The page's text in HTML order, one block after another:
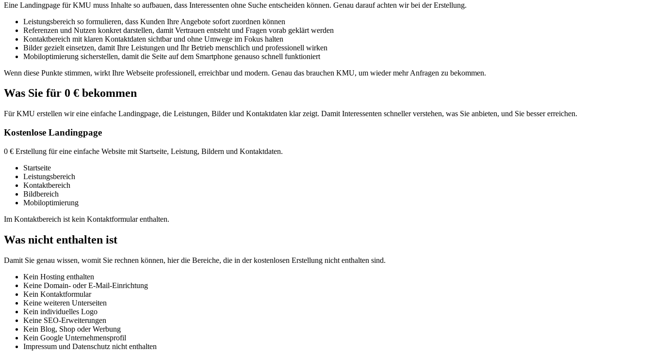
Eine Landingpage für KMU muss Inhalte so aufbauen, dass Interessenten ohne Suche entscheiden können. Genau darauf achten wir bei der Erstellung.
Leistungsbereich so formulieren, dass Kunden Ihre Angebote sofort zuordnen können
Referenzen und Nutzen konkret darstellen, damit Vertrauen entsteht und Fragen vorab geklärt werden
Kontaktbereich mit klaren Kontaktdaten sichtbar und ohne Umwege im Fokus halten
Bilder gezielt einsetzen, damit Ihre Leistungen und Ihr Betrieb menschlich und professionell wirken
Mobiloptimierung sicherstellen, damit die Seite auf dem Smartphone genauso schnell funktioniert
Wenn diese Punkte stimmen, wirkt Ihre Webseite professionell, erreichbar und modern. Genau das brauchen KMU, um wieder mehr Anfragen zu bekommen.
Was Sie für 0 € bekommen
Für KMU erstellen wir eine einfache Landingpage, die Leistungen, Bilder und Kontaktdaten klar zeigt. Damit Interessenten schneller verstehen, was Sie anbieten, und Sie besser erreichen.
Kostenlose Landingpage
0 € Erstellung für eine einfache Website mit Startseite, Leistung, Bildern und Kontaktdaten.
Startseite
Leistungsbereich
Kontaktbereich
Bildbereich
Mobiloptimierung
Im Kontaktbereich ist kein Kontaktformular enthalten.
Was nicht enthalten ist
Damit Sie genau wissen, womit Sie rechnen können, hier die Bereiche, die in der kostenlosen Erstellung nicht enthalten sind.
Kein Hosting enthalten
Keine Domain- oder E-Mail-Einrichtung
Kein Kontaktformular
Keine weiteren Unterseiten
Kein individuelles Logo
Keine SEO-Erweiterungen
Kein Blog, Shop oder Werbung
Kein Google Unternehmensprofil
Impressum und Datenschutz nicht enthalten